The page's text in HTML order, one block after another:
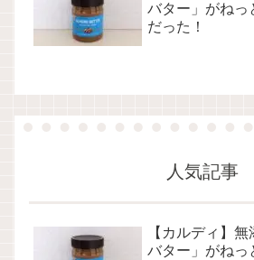
バター」がねっ
だった！
人気記事
【カルディ】
バター」がねっ